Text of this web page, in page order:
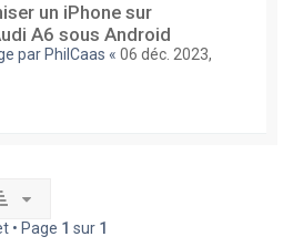
un iPhone sur
A6 sous Android
par PhilCaas « 06 déc. 2023,
• Page 1 sur 1